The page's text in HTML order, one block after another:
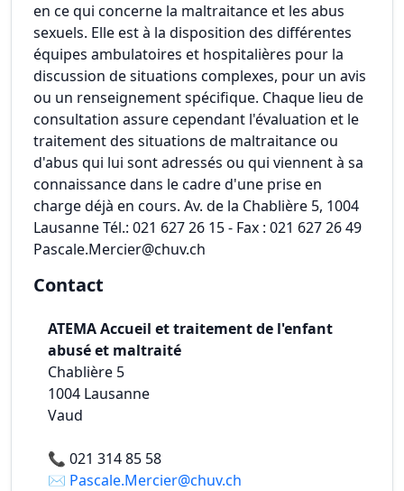
en ce qui concerne la maltraitance et les abus
sexuels. Elle est à la disposition des différentes
équipes ambulatoires et hospitalières pour la
discussion de situations complexes, pour un avis
ou un renseignement spécifique. Chaque lieu de
consultation assure cependant l'évaluation et le
traitement des situations de maltraitance ou
d'abus qui lui sont adressés ou qui viennent à sa
connaissance dans le cadre d'une prise en
charge déjà en cours. Av. de la Chablière 5, 1004
Lausanne Tél.: 021 627 26 15 - Fax : 021 627 26 49
Pascale.Mercier@chuv.ch
Contact
ATEMA Accueil et traitement de l'enfant
abusé et maltraité
Chablière 5
1004 Lausanne
Vaud
📞 021 314 85 58
✉️ Pascale.Mercier@chuv.ch